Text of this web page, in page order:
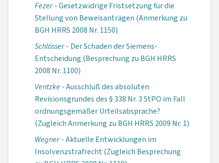
Fezer- Gesetzwidrige Fristsetzung für die
Stellung von Beweisanträgen (Anmerkung zu
BGH HRRS 2008 Nr. 1150)
Schlösser- Der Schaden der Siemens-
Entscheidung (Besprechung zu BGH HRRS
2008 Nr. 1100)
Ventzke- Ausschluß des absoluten
Revisionsgrundes des § 338 Nr. 3 StPO im Fall
ordnungsgemäßer Urteilsabsprache?
(Zugleich Anmerkung zu BGH HRRS 2009 Nr. 1)
Wegner- Aktuelle Entwicklungen im
Insolvenzstrafrecht (Zugleich Besprechung